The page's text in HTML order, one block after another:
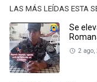
LAS MÁS LEÍDAS ESTA
Se
2 ago,